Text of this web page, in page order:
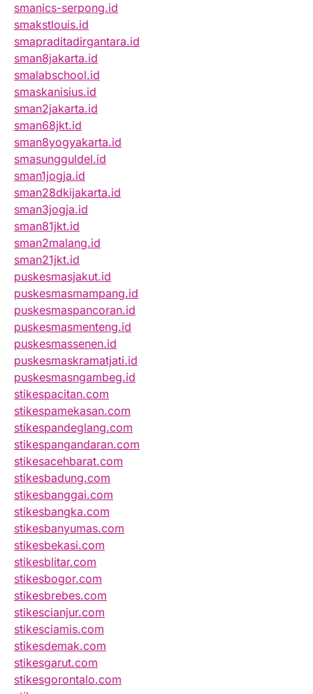
smanics-serpong.id
smakstlouis.id
smapraditadirgantara.id
sman8jakarta.id
smalabschool.id
smaskanisius.id
sman2jakarta.id
sman68jkt.id
sman8yogyakarta.id
smasungguldel.id
sman1jogja.id
sman28dkijakarta.id
sman3jogja.id
sman81jkt.id
sman2malang.id
sman21jkt.id
puskesmasjakut.id
puskesmasmampang.id
puskesmaspancoran.id
puskesmasmenteng.id
puskesmassenen.id
puskesmaskramatjati.id
puskesmasngambeg.id
stikespacitan.com
stikespamekasan.com
stikespandeglang.com
stikespangandaran.com
stikesacehbarat.com
stikesbadung.com
stikesbanggai.com
stikesbangka.com
stikesbanyumas.com
stikesbekasi.com
stikesblitar.com
stikesbogor.com
stikesbrebes.com
stikescianjur.com
stikesciamis.com
stikesdemak.com
stikesgarut.com
stikesgorontalo.com